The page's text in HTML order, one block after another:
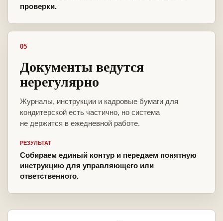
проверки.
05
Документы ведутся
нерегулярно
Журналы, инструкции и кадровые бумаги для
кондитерской есть частично, но система
не держится в ежедневной работе.
РЕЗУЛЬТАТ
Собираем единый контур и передаем понятную
инструкцию для управляющего или
ответственного.